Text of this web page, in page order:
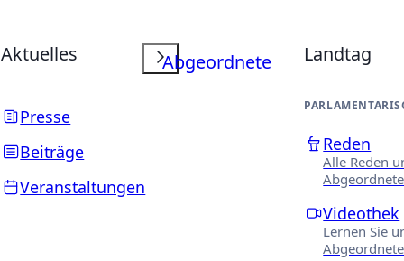
Aktuelles
Presse
Beiträge
Veranstaltungen
Abgeordnete Landtag
Reden
Alle Reden
Videothek
Lernen Sie